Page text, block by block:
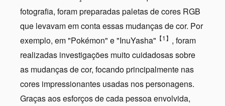
fotografia, foram preparadas paletas de cores RGB
que levavam em conta essas mudanças de cor. Por
exemplo, em "Pokémon" e "InuYasha" 【1】 , foram
realizadas investigações muito cuidadosas sobre
as mudanças de cor, focando principalmente nas
cores impressionantes usadas nos personagens.
Graças aos esforços de cada pessoa envolvida,